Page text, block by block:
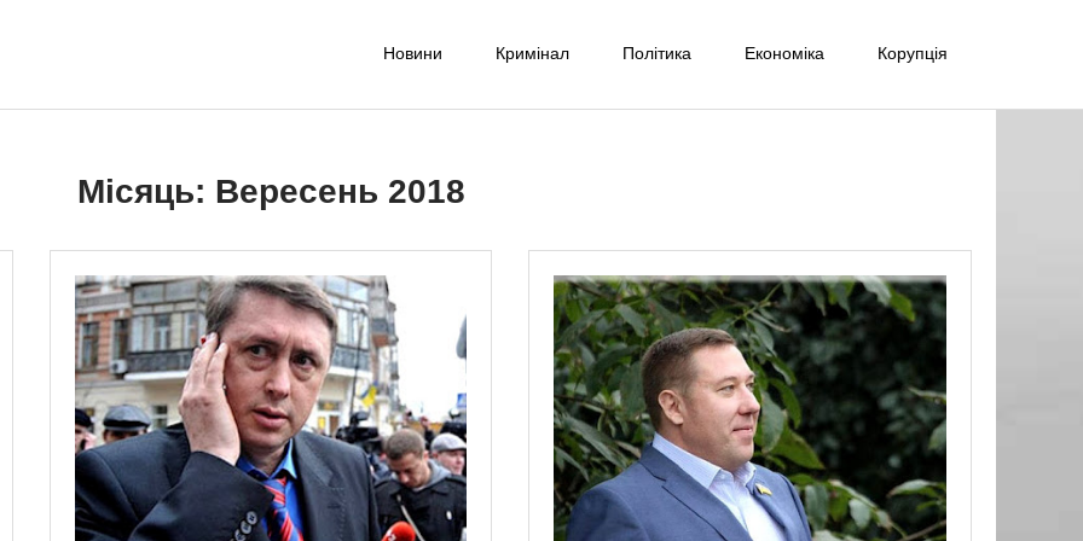
Новини Кримінал Політика Економіка Корупція
Місяць: Вересень 2018